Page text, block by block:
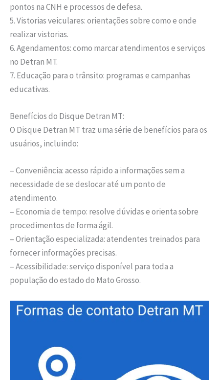
pontos na CNH e processos de defesa.
5. Vistorias veiculares: orientações sobre como e onde
realizar vistorias.
6. Agendamentos: como marcar atendimentos e serviços
no Detran MT.
7. Educação para o trânsito: programas e campanhas
educativas.
Benefícios do Disque Detran MT:
O Disque Detran MT traz uma série de benefícios para os
usuários, incluindo:
– Conveniência: acesso rápido a informações sem a
necessidade de se deslocar até um ponto de
atendimento.
– Economia de tempo: resolve dúvidas e orienta sobre
procedimentos de forma ágil.
– Orientação especializada: atendentes treinados para
fornecer informações precisas.
– Acessibilidade: serviço disponível para toda a
população do estado do Mato Grosso.